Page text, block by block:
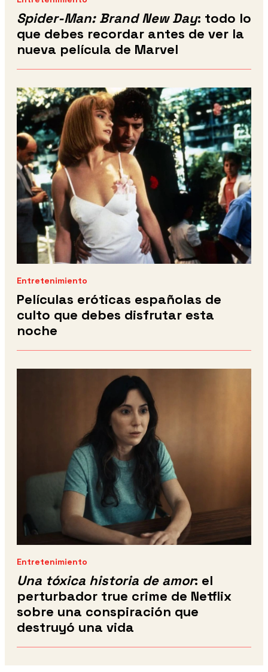
Spider-Man: Brand New Day: todo lo
que debes recordar antes de ver la
nueva película de Marvel
Entretenimiento
Películas eróticas españolas de
culto que debes disfrutar esta
noche
Entretenimiento
Una tóxica historia de amor: el
perturbador true crime de Netflix
sobre una conspiración que
destruyó una vida